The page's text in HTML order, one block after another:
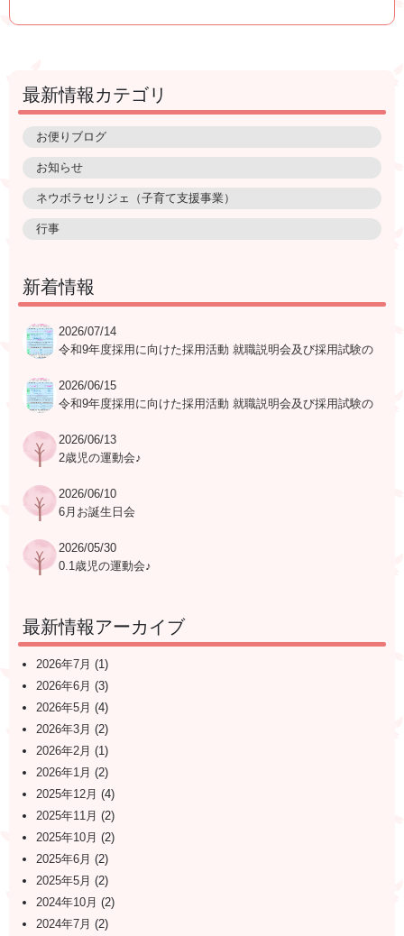
最新情報カテゴリ
お便りブログ
お知らせ
ネウボラセリジェ（子育て支援事業）
行事
新着情報
2026/07/14
令和9年度採用に向けた採用活動 就職説明会及び採用試験の
2026/06/15
令和9年度採用に向けた採用活動 就職説明会及び採用試験の
2026/06/13
2歳児の運動会♪
2026/06/10
6月お誕生日会
2026/05/30
0.1歳児の運動会♪
最新情報アーカイブ
2026年7月 (1)
2026年6月 (3)
2026年5月 (4)
2026年3月 (2)
2026年2月 (1)
2026年1月 (2)
2025年12月 (4)
2025年11月 (2)
2025年10月 (2)
2025年6月 (2)
2025年5月 (2)
2024年10月 (2)
2024年7月 (2)